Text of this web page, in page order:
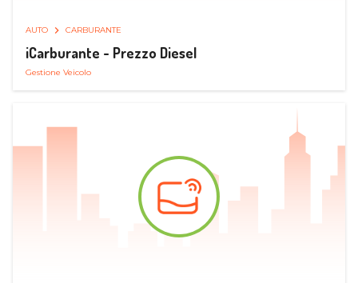
AUTO CARBURANTE
iCarburante - Prezzo Diesel
Gestione Veicolo